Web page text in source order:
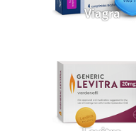
Viagra